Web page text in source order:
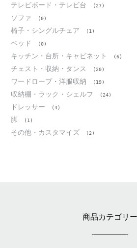
テレビボード・テレビ台 (27)
ソファ (0)
椅子・シングルチェア (1)
ベッド (0)
キッチン・台所・キャビネット (6)
チェスト・収納・タンス (20)
ワードローブ・洋服収納 (19)
収納棚・ラック・シェルフ (24)
ドレッサー (4)
脚 (1)
その他・カスタマイズ (2)
商品カテゴリー